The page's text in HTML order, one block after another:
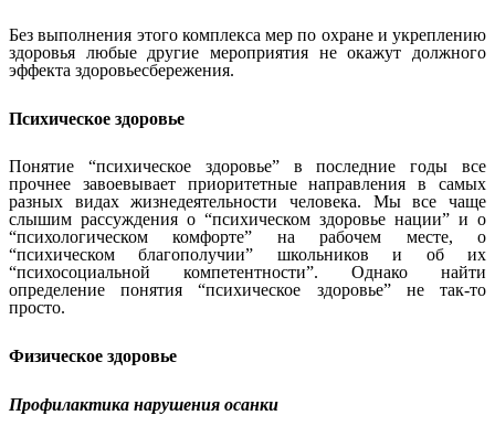
Без выполнения этого комплекса мер по охране и укреплению
здоровья любые другие мероприятия не окажут должного
эффекта здоровьесбережения.
Психическое здоровье
Понятие “психическое здоровье” в последние годы все
прочнее завоевывает приоритетные направления в самых
разных видах жизнедеятельности человека. Мы все чаще
слышим рассуждения о “психическом здоровье нации” и о
“психологическом комфорте” на рабочем месте, о
“психическом благополучии” школьников и об их
“психосоциальной компетентности”. Однако найти
определение понятия “психическое здоровье” не так-то
просто.
Физическое здоровье
Профилактика нарушения осанки